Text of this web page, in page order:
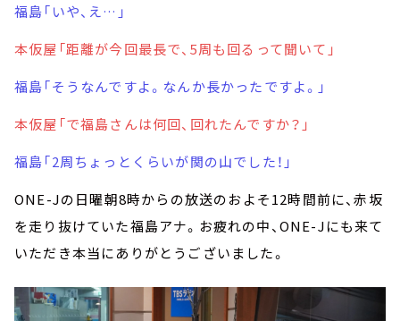
福島「いや、え…」
本仮屋「距離が今回最長で、5周も回るって聞いて」
福島「そうなんですよ。なんか長かったですよ。」
本仮屋「で福島さんは何回、回れたんですか？」
福島「2周ちょっとくらいが関の山でした！」
ONE-Jの日曜朝8時からの放送のおよそ12時間前に、赤坂
を走り抜けていた福島アナ。お疲れの中、ONE-Jにも来て
いただき本当にありがとうございました。